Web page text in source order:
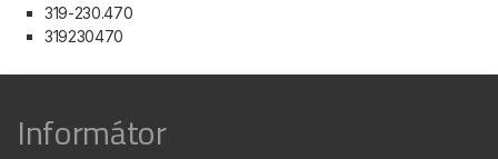
319-230.470
319230470
Informátor